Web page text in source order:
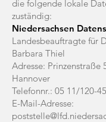
die folgende lokale
zuständig:
Niedersachsen
Landesbeauftragte für
Barbara Thiel
Adresse: Prinzenstraße
Hannover
Telefonnr.: 05 11/120-
E-Mail-Adresse: